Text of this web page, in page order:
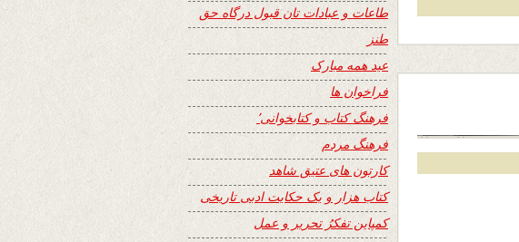
طاعات و عبادات تان قبول درگاه حق
طنز
عید همه مبارک
فراخوان ها
فرهنگ کتاب و کتابخوانی٬
فرهنگ مردم
کارتون های عتیق شاهد
کتاب هزار و یک حکایت ادبی تاریخی
کمپاین تفکرُ تحریر و عمل